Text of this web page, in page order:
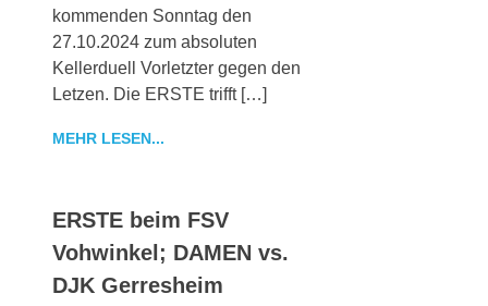
kommenden Sonntag den
27.10.2024 zum absoluten
Kellerduell Vorletzter gegen den
Letzen. Die ERSTE trifft […]
MEHR LESEN...
ERSTE beim FSV
Vohwinkel; DAMEN vs.
DJK Gerresheim